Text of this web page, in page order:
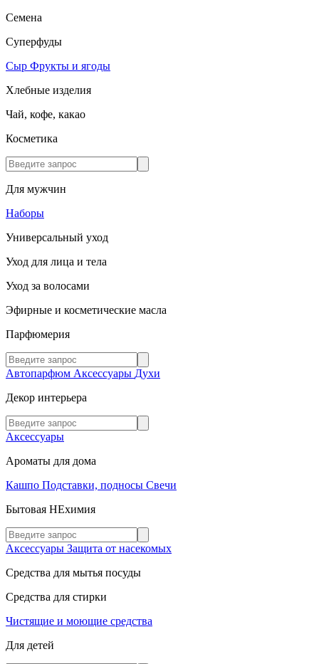
Семена
Суперфуды
Сыр Фрукты и ягоды
Хлебные изделия
Чай, кофе, какао
Косметика
Для мужчин
Наборы
Универсальный уход
Уход для лица и тела
Уход за волосами
Эфирные и косметические масла
Парфюмерия
Автопарфюм Аксессуары Духи
Декор интерьера
Аксессуары
Ароматы для дома
Кашпо Подставки, подносы Свечи
Бытовая НЕхимия
Аксессуары Защита от насекомых
Средства для мытья посуды
Средства для стирки
Чистящие и моющие средства
Для детей